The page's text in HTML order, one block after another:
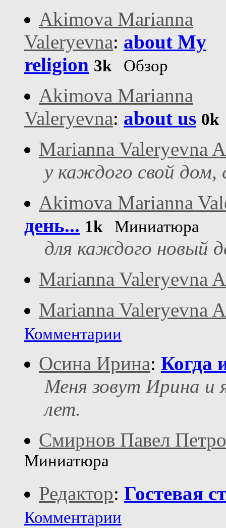
Akimova Marianna
Valeryevna: about My
religion 3kОбзор
Akimova Marianna
Valeryevna: about us 0k
Marianna Valeryevna
у каждого свой дом,
Akimova Marianna
день... 1kМиниатюра
для каждого новый
Marianna Valeryevna
Marianna Valeryevna
Комментарии
Осина Ирина: Когда
Меня зовут Ирина и
лет.
Смирнов Павел
Миниатюра
Редактор: Гостевая
Комментарии